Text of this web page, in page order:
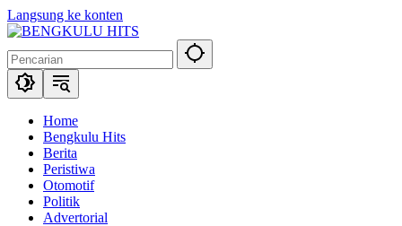
Langsung ke konten
Home
Bengkulu Hits
Berita
Peristiwa
Otomotif
Politik
Advertorial